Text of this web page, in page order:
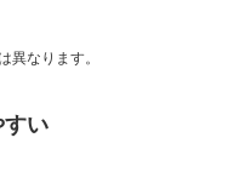
異なります。
すい